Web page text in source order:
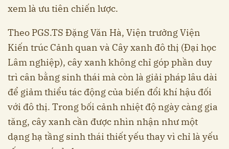
xem là ưu tiên chiến lược.
Theo PGS.TS Đặng Văn Hà, Viện trưởng Viện
Kiến trúc Cảnh quan và Cây xanh đô thị (Đại học
Lâm nghiệp), cây xanh không chỉ góp phần duy
trì cân bằng sinh thái mà còn là giải pháp lâu dài
để giảm thiểu tác động của biến đổi khí hậu đối
với đô thị. Trong bối cảnh nhiệt độ ngày càng gia
tăng, cây xanh cần được nhìn nhận như một
dạng hạ tầng sinh thái thiết yếu thay vì chỉ là yếu